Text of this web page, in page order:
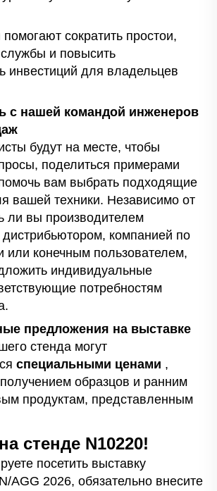
сократить простои,
и повысить
инвестиций для владельцев
с нашей командой инженеров
будут на месте, чтобы
поделиться примерами
вам выбрать подходящие
вашей техники. Независимо от
ли вы производителем
компанией по
или конечным пользователем,
индивидуальные
потребностям
предложения на выставке
стенда могут
специальными ценами ,
образцов и ранним
продуктам, представленным
стенде N10220!
посетить выставку
AGG 2026, обязательно внесите